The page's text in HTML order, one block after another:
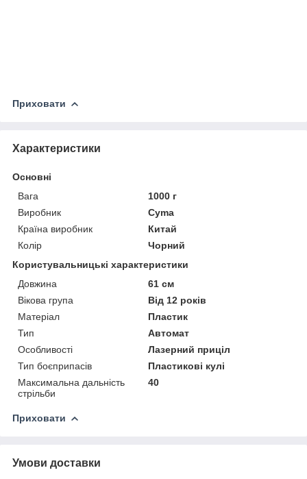
Приховати
Характеристики
Основні
Вага
1000 г
Виробник
Cyma
Країна виробник
Китай
Колір
Чорний
Користувальницькі характеристики
Довжина
61 см
Вікова група
Від 12 років
Матеріал
Пластик
Тип
Автомат
Особливості
Лазерний приціл
Тип боєприпасів
Пластикові кулі
Максимальна дальність
стрільби
40
Приховати
Умови доставки